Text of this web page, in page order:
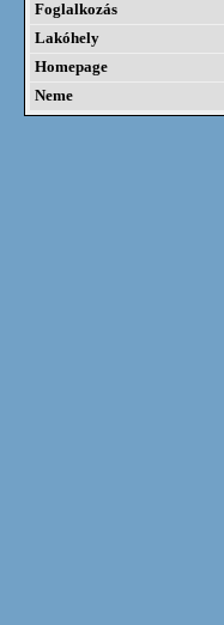
Foglalkozás
Lakóhely
Homepage
Neme